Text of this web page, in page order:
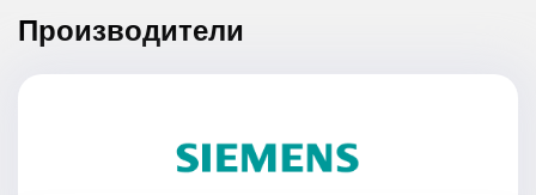
Производители